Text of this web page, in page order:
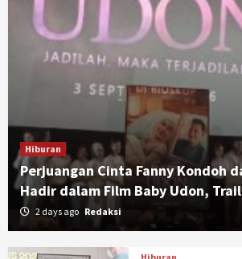
Hiburan
Perjuangan Cinta Fanny Kondoh
Hadir dalam Film Baby Udon,
2 days ago Redaksi